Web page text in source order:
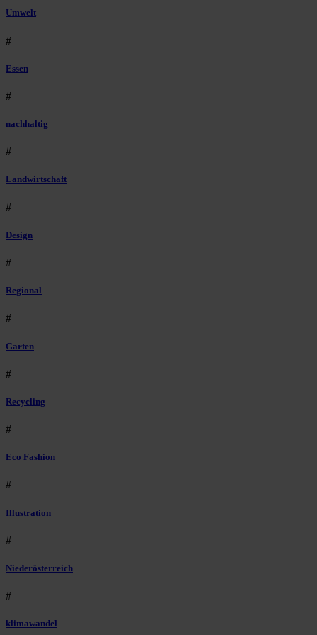
Umwelt
#
Essen
#
nachhaltig
#
Landwirtschaft
#
Design
#
Regional
#
Garten
#
Recycling
#
Eco Fashion
#
Illustration
#
Niederösterreich
#
klimawandel